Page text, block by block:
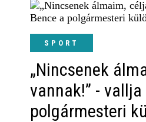
SPORT
„Nincsenek
vannak!” -
polgármesteri